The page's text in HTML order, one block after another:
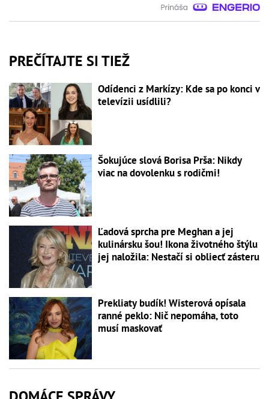
PREČÍTAJTE SI TIEŽ
Odídenci z Markízy: Kde sa po konci v
televízii usídlili?
Šokujúce slová Borisa Prša: Nikdy
viac na dovolenku s rodičmi!
Ľadová sprcha pre Meghan a jej
kulinársku šou! Ikona životného štýlu
jej naložila: Nestačí si obliecť zásteru
Prekliaty budík! Wisterová opísala
ranné peklo: Nič nepomáha, toto
musí maskovať